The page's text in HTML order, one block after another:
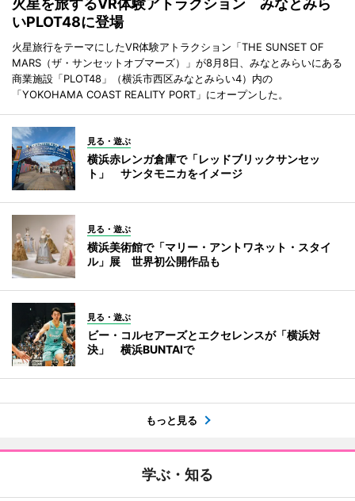
火星を旅するVR体験アトラクション みなとみら
いPLOT48に登場
火星旅行をテーマにしたVR体験アトラクション「THE SUNSET OF
MARS（ザ・サンセットオブマーズ）」が8月8日、みなとみらいにある
商業施設「PLOT48」（横浜市西区みなとみらい4）内の
「YOKOHAMA COAST REALITY PORT」にオープンした。
見る・遊ぶ
横浜赤レンガ倉庫で「レッドブリックサンセッ
ト」 サンタモニカをイメージ
見る・遊ぶ
横浜美術館で「マリー・アントワネット・スタイ
ル」展 世界初公開作品も
見る・遊ぶ
ビー・コルセアーズとエクセレンスが「横浜対
決」 横浜BUNTAIで
もっと見る
学ぶ・知る